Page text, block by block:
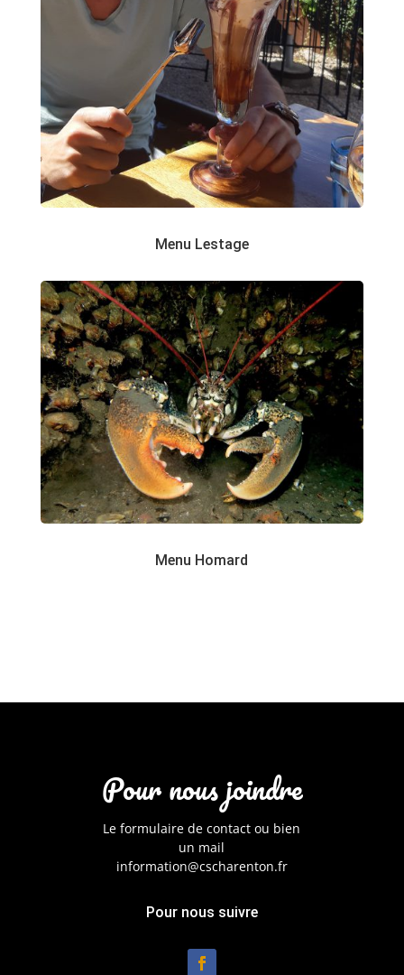
Menu Lestage
Menu Homard
Pour nous joindre
Le formulaire de contact ou bien
un mail
information@cscharenton.fr
Pour nous suivre